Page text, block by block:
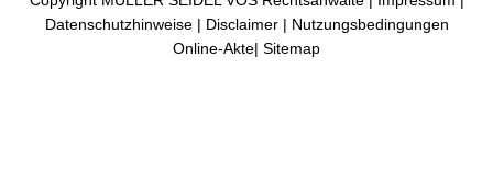
Datenschutzhinweise| Disclaimer| Nutzungsbedingungen
Online-Akte| Sitemap